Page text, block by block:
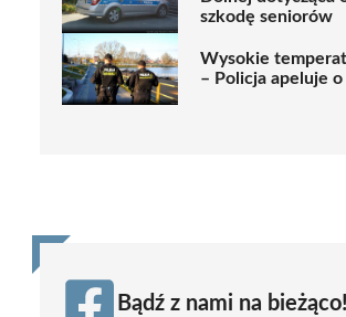
szkodę seniorów
Wysokie
– Policja apeluje
Bądź z nami na bieżąco!